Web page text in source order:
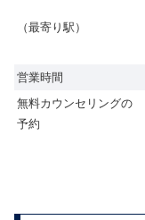
（最寄り駅）
営業時間
無料カウンセリングの
予約